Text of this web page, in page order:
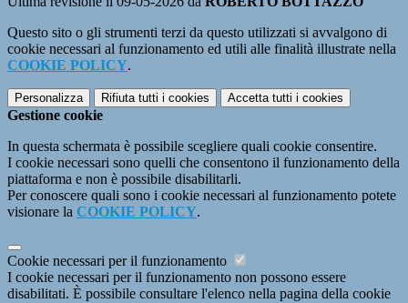
Questo sito o gli strumenti terzi da questo utilizzati si avvalgono di
cookie necessari al funzionamento ed utili alle finalità illustrate nella
COOKIE POLICY.
Personalizza Rifiuta tutti i cookies Accetta tutti i cookies
Gestione cookie
In questa schermata è possibile scegliere quali cookie consentire.
I cookie necessari sono quelli che consentono il funzionamento della
piattaforma e non è possibile disabilitarli.
Per conoscere quali sono i cookie necessari al funzionamento potete
visionare la COOKIE POLICY.
Cookie necessari per il funzionamento
I cookie necessari per il funzionamento non possono essere
disabilitati. È possibile consultare l'elenco nella pagina della cookie